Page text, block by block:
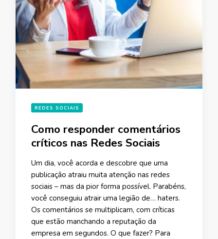
REDES SOCIAIS
Como responder comentários
críticos nas Redes Sociais
Um dia, você acorda e descobre que uma
publicação atraiu muita atenção nas redes
sociais – mas da pior forma possível. Parabéns,
você conseguiu atrair uma legião de… haters.
Os comentários se multiplicam, com críticas
que estão manchando a reputação da
empresa em segundos. O que fazer? Para